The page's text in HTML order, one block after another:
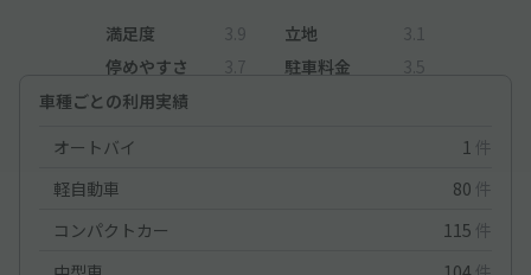
満足度 3.9 立地
3.1
停めやすさ
3.7 駐車料金
3.5
車種ごとの利用実績
オートバイ
1 件
軽自動車
80 件
コンパクトカー
115 件